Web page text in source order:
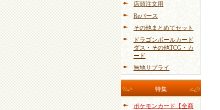
店頭注文用
Reバース
その他まとめてセット
ドラゴンボールカード
ダス・その他TCG・カ
ード
無地サプライ
特集
ポケモンカード【全商